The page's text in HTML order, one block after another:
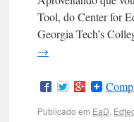
Tool, do Center for
Georgia Tech’s
→
Publicado em EaD,